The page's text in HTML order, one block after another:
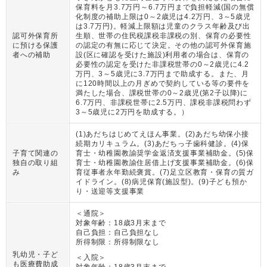
認可外保育所
に預ける保護
者への補助
保育料を月3.7万円～6.7万円まで負担軽減(国の無償
化制度の補助上限は0～2歳児は4.2万円、3～5歳児
は3.7万円)。軽減上限額は児童のクラス年齢及び出
生順、世帯の住民税課税非課税の別、保育の必要性
の認定の有無に応じて決定。その他の認可外保育施
設(区に確認を受けた施設)利用者の場合は、保育の
必要性の認定を受けた非課税世帯の0～2歳児に4.2
万円、3～5歳児に3.7万円まで助成する。また、月
に120時間以上の月ぎめで契約している等の要件を
満たした場合、課税世帯の0～2歳児(第2子以降)に
6.7万円、非課税世帯に2.5万円、課税非課税問わず
3～5歳児に2万円を助成する。
）
子育て関連の
独自の取り組
み
(1)あだちはじめてえほん事業。(2)あだち幼保小接
続期カリキュラム。(3)あだちっ子歯科健診。(4)保
育士・幼稚園教諭奨学金返済支援事業補助金。(5)保
育士・幼稚園教諭住居借上げ支援事業補助金。(6)保
育従事者永年勤続褒賞。(7)足立区教育・保育の質ガ
イドライン。(8)病児保育(施設型)。(9)子ども預か
り・送迎等支援事業
乳幼児・子ど
も医療費助成
＜通院＞
対象年齢： 18歳3月末まで
自己負担： 自己負担なし
所得制限： 所得制限なし
＜入院＞